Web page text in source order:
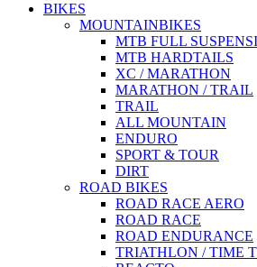
BIKES
MOUNTAINBIKES
MTB FULL
MTB HARDTAILS
XC / MARATHON
MARATHON / TRAIL
TRAIL
ALL MOUNTAIN
ENDURO
SPORT & TOUR
DIRT
ROAD BIKES
ROAD RACE AERO
ROAD RACE
ROAD ENDURANCE
TRIATHLON / TIME